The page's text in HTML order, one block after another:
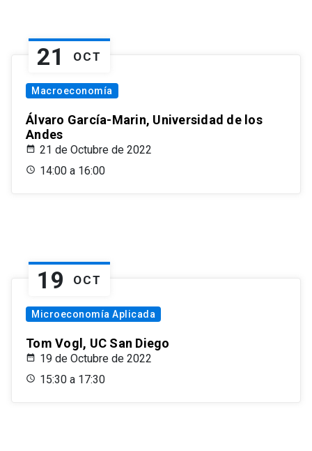
21 OCT
Macroeconomía
Álvaro García-Marin, Universidad de los
Andes
21 de Octubre de 2022
14:00 a 16:00
19 OCT
Microeconomía Aplicada
Tom Vogl, UC San Diego
19 de Octubre de 2022
15:30 a 17:30